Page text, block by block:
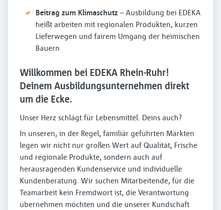
Beitrag zum Klimaschutz – Ausbildung bei EDEKA
heißt arbeiten mit regionalen Produkten, kurzen
Lieferwegen und fairem Umgang der heimischen
Bauern
Willkommen bei EDEKA Rhein-Ruhr!
Deinem Ausbildungsunternehmen direkt
um die Ecke.
Unser Herz schlägt für Lebensmittel. Deins auch?
In unseren, in der Regel, familiär geführten Märkten
legen wir nicht nur großen Wert auf Qualität, Frische
und regionale Produkte, sondern auch auf
herausragenden Kundenservice und individuelle
Kundenberatung. Wir suchen Mitarbeitende, für die
Teamarbeit kein Fremdwort ist, die Verantwortung
übernehmen möchten und die unserer Kundschaft